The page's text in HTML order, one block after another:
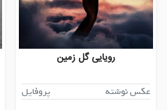
رویایی گل زمین
عکس نوشته
پروفایل